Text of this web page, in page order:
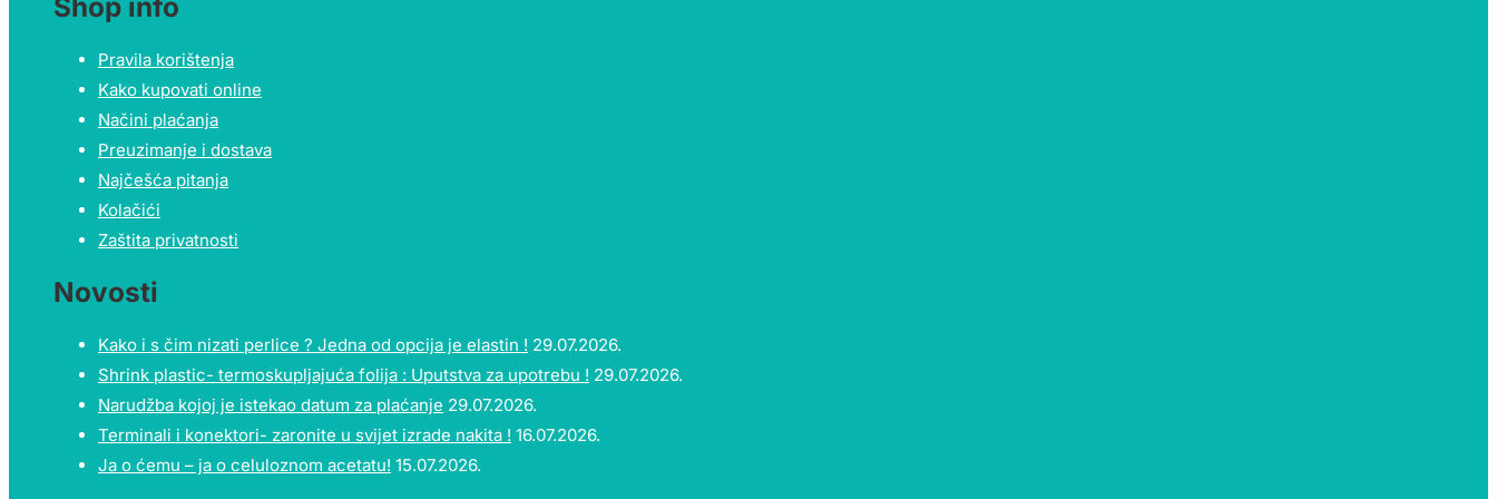
Shop info
Pravila korištenja
Kako kupovati online
Načini plaćanja
Preuzimanje i dostava
Najčešća pitanja
Kolačići
Zaštita privatnosti
Novosti
Kako i s čim nizati perlice ? Jedna od opcija je elastin ! 29.07.2026.
Shrink plastic- termoskupljajuća folija : Uputstva za upotrebu ! 29.07.2026.
Narudžba kojoj je istekao datum za plaćanje 29.07.2026.
Terminali i konektori- zaronite u svijet izrade nakita ! 16.07.2026.
Ja o ćemu – ja o celuloznom acetatu! 15.07.2026.